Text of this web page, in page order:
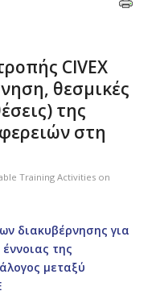
CIVEX
θεσμικές
της
στη
Training Activities on
διακυβέρνησης για
της
μεταξύ